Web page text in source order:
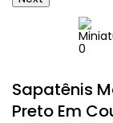
Sapatênis
Preto Em